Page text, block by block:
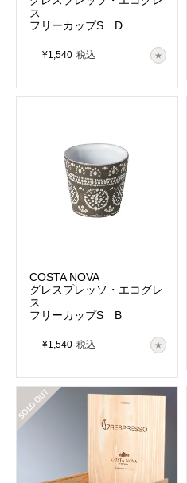
ｰエレメンツｰ
組み合わせがスタイリッシュ
POTERIE by casafina
ｰポタリ―ｰ
フランスの古い陶器をモチーフにした
懐かしさを感じるコレクション
ス
フリーカップS D
¥1,540 税込
COSTA NOVA
グレスプレッソ・エコグレ
ス
フリーカップS B
¥1,540 税込
在庫切れ